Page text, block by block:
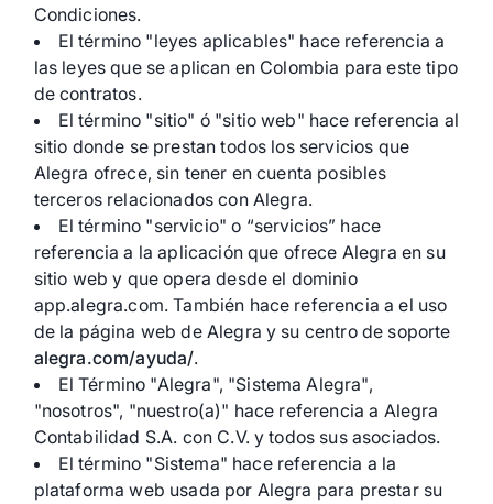
Condiciones.
El término "leyes aplicables" hace referencia a
las leyes que se aplican en Colombia para este tipo
de contratos.
El término "sitio" ó "sitio web" hace referencia al
sitio donde se prestan todos los servicios que
Alegra ofrece, sin tener en cuenta posibles
terceros relacionados con Alegra.
El término "servicio" o “servicios” hace
referencia a la aplicación que ofrece Alegra en su
sitio web y que opera desde el dominio
app.alegra.com. También hace referencia a el uso
de la página web de Alegra y su centro de soporte
alegra.com/ayuda/.
El Término "Alegra", "Sistema Alegra",
"nosotros", "nuestro(a)" hace referencia a Alegra
Contabilidad S.A. con C.V. y todos sus asociados.
El término "Sistema" hace referencia a la
plataforma web usada por Alegra para prestar su